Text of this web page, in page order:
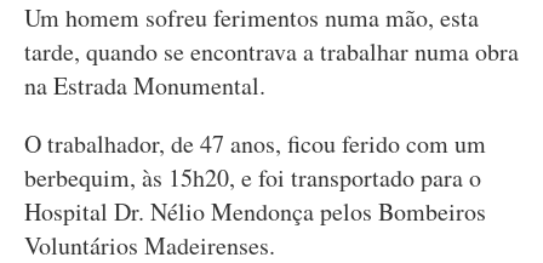
Um homem sofreu ferimentos numa mão, esta
tarde, quando se encontrava a trabalhar numa obra
na Estrada Monumental.
O trabalhador, de 47 anos, ficou ferido com um
berbequim, às 15h20, e foi transportado para o
Hospital Dr. Nélio Mendonça pelos Bombeiros
Voluntários Madeirenses.